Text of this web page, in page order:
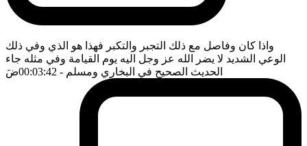
واذا كان وفاصل مع ذلك التجبر والتكبر فهذا هو الذي وفي ذلك
الوعي الشديد لا يضر الله عز وجل اليه يوم القيامة وفي مثله جاء
الحديث الصحيح في البخاري ومسلم - 00:03:42 ضَ